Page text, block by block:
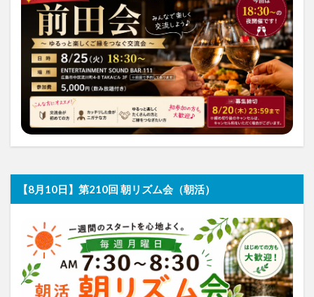
【8月10日】第210回 朝リズム会（朝活）